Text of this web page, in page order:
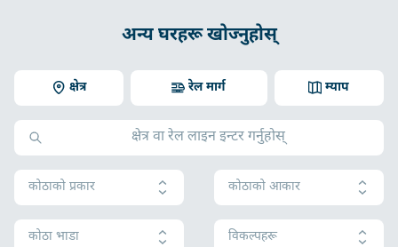
अन्य घरहरू खोज्नुहोस्
क्षेत्र म्याप
रेल मार्ग
कोठाको प्रकार कोठाको आकार
कोठा भाडा विकल्पहरू